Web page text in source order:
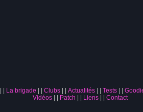
La brigade Clubs| Actualités| Tests|
Vidéos| Patch Liens| Contact